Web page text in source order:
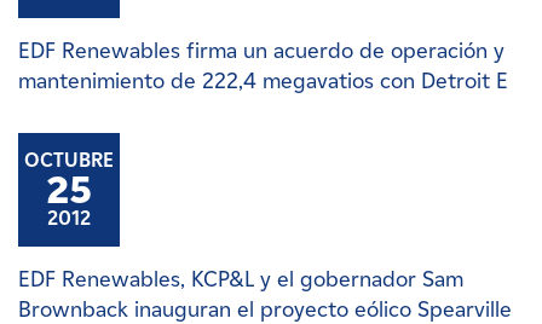
EDF Renewables firma un acuerdo de operación y
mantenimiento de 222,4 megavatios con Detroit E
OCTUBRE
25
2012
EDF Renewables, KCP&L y el gobernador Sam
Brownback inauguran el proyecto eólico Spearville